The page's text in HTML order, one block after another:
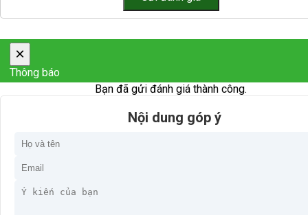
×
Thông báo
Bạn đã gửi đánh giá thành công.
Nội dung góp ý